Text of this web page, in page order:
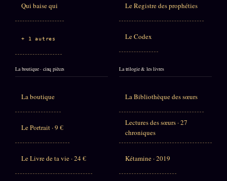
Qui baise qui
+ 1 autres
Le Registre des prophéties
Le Codex
La boutique · cinq pièces
La boutique
Le Portrait · 9 €
Le Livre de ta vie · 24 €
La trilogie & les livres
La Bibliothèque des sœurs
Lectures des sœurs · 27
chroniques
Kétamine · 2019